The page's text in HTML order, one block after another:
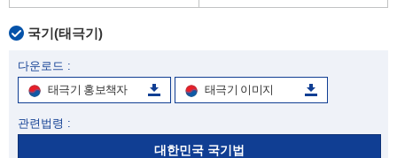
국기(태극기)
다운로드 :
태극기 홍보책자
태극기 이미지
관련법령 :
대한민국 국기법